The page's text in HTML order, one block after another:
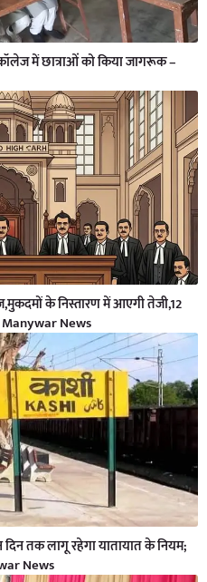
में छात्राओं को किया जागरूक –
के निस्तारण में आएगी तेजी,12
News
दिन तक लागू रहेगा यातायात के नियम;
News